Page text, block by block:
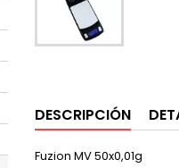
DESCRIPCIÓN
Fuzion MV 50x0,01g